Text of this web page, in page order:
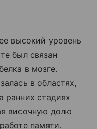
высокий уровень
был связан
в мозге.
в областях,
ранних стадиях
височную долю
памяти.